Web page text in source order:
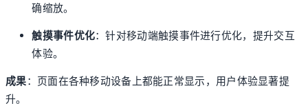
确缩放。
触摸事件优化：针对移动端触摸事件进行优化，提升交互
体验。
成果：页面在各种移动设备上都能正常显示，用户体验显著提
升。